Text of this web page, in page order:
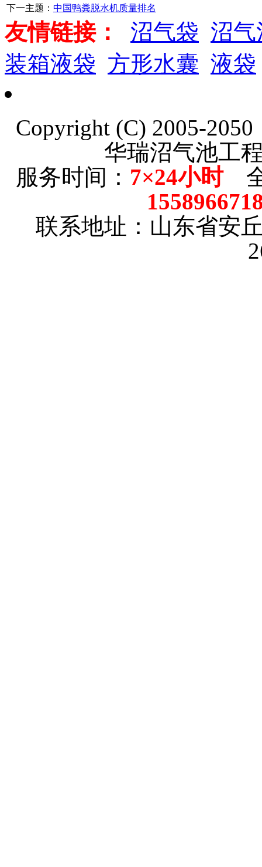
下一主题： 中国鸭粪脱水机质量排名
友情链接： 沼气袋 沼气
装箱液袋 方形水囊 液袋
Copyright (C) 2005-
华瑞沼气池工
服务时间： 7×24小时全
联系地址：山东省安